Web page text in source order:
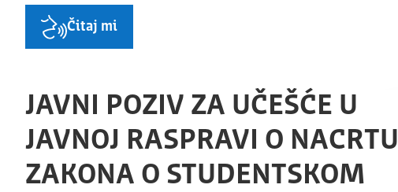
Čitaj mi
JAVNI POZIV ZA UČEŠĆE U
JAVNOJ RASPRAVI O NACRTU
ZAKONA O STUDENTSKOM